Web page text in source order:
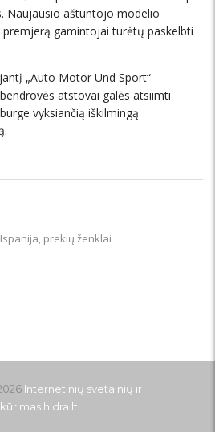
Naujausio aštuntojo modelio
premjerą gamintojai turėtų paskelbti
„Auto Motor Und Sport“
atstovai galės atsiimti
vyksiančią iškilmingą
Ispanija, prekių ženklai
Internetinių svetainių ir
hidra.lt